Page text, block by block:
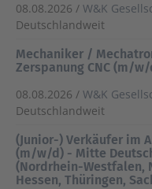
08.08.2026 / W&K
Deutschlandweit
Mechaniker /
Zerspanung CNC (m/
08.08.2026 / W&K
Deutschlandweit
(Junior-) Verkäufer im
(m/w/d) - Mitte
(Nordrhein-Westfalen,
Hessen, Thüringen,